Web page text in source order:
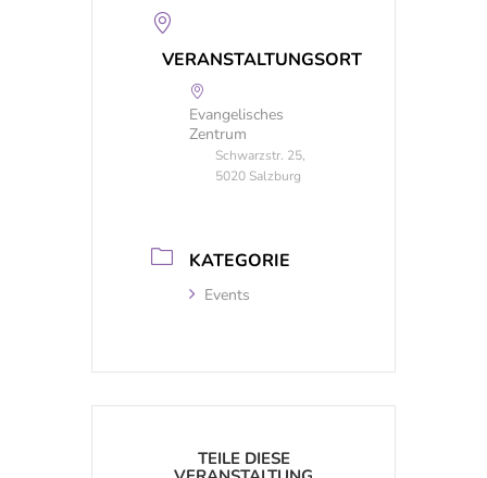
VERANSTALTUNGSORT
Evangelisches
Zentrum
Schwarzstr. 25,
5020 Salzburg
KATEGORIE
Events
TEILE DIESE